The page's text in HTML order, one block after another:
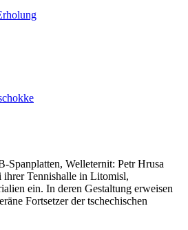
Spanplatten, Welleternit: Petr Hrusa
ihrer Tennishalle in Litomisl,
ein. In deren Gestaltung erweisen
Fortsetzer der tschechischen